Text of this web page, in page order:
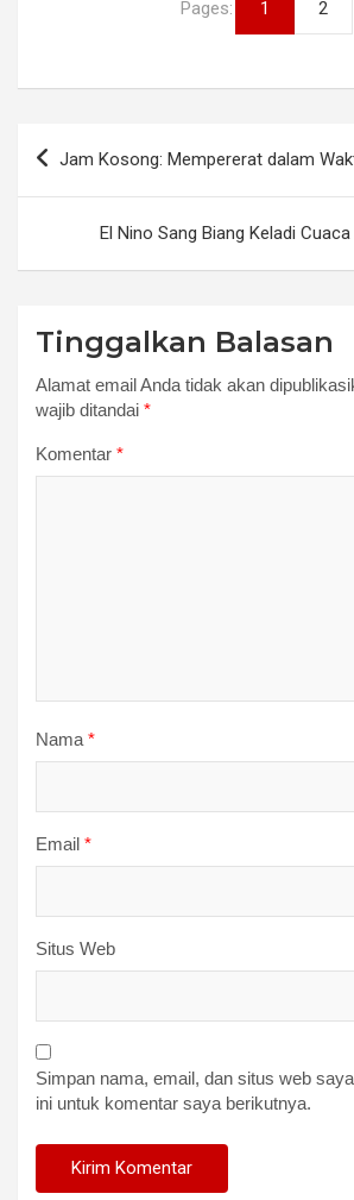
Pages: 1 2
Navigasi
Jam Kosong: Mempererat dalam
El Nino Sang Biang Keladi
Tinggalkan Balasan
Alamat email Anda tidak akan
wajib ditandai *
Komentar *
Nama *
Email *
Situs Web
Simpan nama, email, dan situs web
ini untuk komentar saya berikutnya.